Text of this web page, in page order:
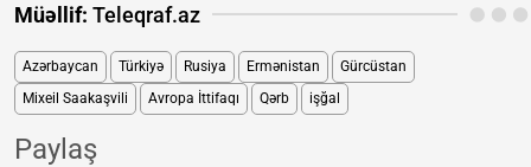
Müəllif: Teleqraf.az
Azərbaycan Türkiyə Rusiya Ermənistan
Gürcüstan
Mixeil Saakaşvili
Avropa İttifaqı Qərb işğal
Paylaş